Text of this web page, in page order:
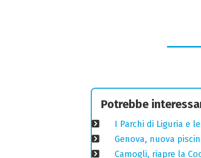
Potrebbe
I Parchi di Liguria e
Genova, nuova
Camogli, riapre la